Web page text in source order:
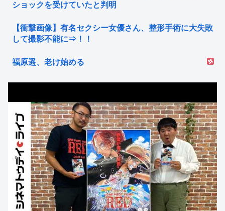
ショックを受けていたと判明
【衝撃画像】有名セクシー女優さん、整形手術に大失敗
して撮影不能に⇒！！
福原遥、老け始める